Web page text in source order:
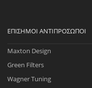
ΕΠΊΣΗΜΟΙ ΑΝΤΙΠΡΌΣΩΠΟΙ
Maxton Design
Green Filters
Wagner Tuning